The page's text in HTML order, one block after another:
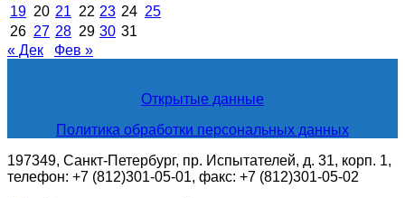
19 20 21 22 23 24 25
26 27 28 29 30 31
« Дек
Фев »
Открытые данные
Политика обработки персональных данных
197349, Санкт-Петербург, пр. Испытателей, д. 31, корп. 1,
телефон: +7 (812)301-05-01, факс: +7 (812)301-05-02